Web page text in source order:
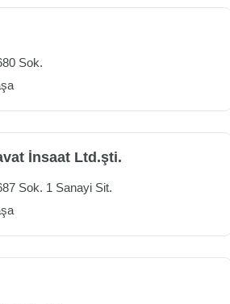
Sok.
İnsaat Ltd.şti.
Sok. 1 Sanayi Sit.